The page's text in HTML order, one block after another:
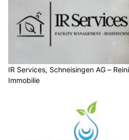
IR Services, Schneisingen AG –
Immobilie